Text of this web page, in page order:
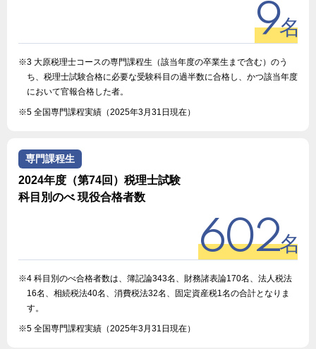
9名
※3 大原税理士コースの専門課程生（該当年度の卒業生まで含む）のう
ち、税理士試験合格に必要な受験科目の過半数に合格し、かつ該当年度
において官報合格した者。
※5 全国専門課程実績（2025年3月31日現在）
専門課程生
2024年度（第74回）税理士試験
科目別のべ 現役合格者数
602名
※4 科目別のべ合格者数は、簿記論343名、財務諸表論170名、法人税法
16名、相続税法40名、消費税法32名、固定資産税1名の合計となりま
す。
※5 全国専門課程実績（2025年3月31日現在）